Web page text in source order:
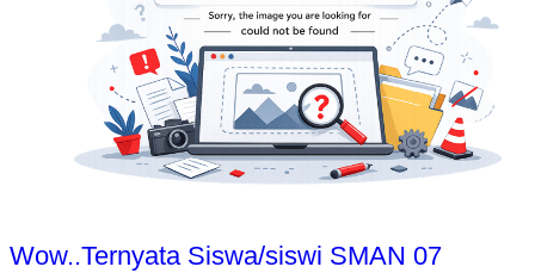
Wow..Ternyata Siswa/siswi SMAN 07